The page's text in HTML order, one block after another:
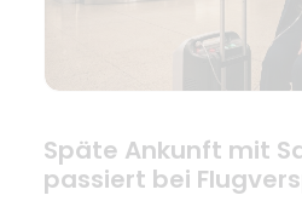
Späte Ankunft mit
passiert bei